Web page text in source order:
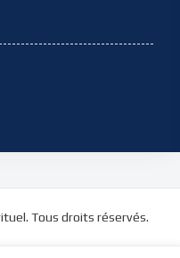
Tous droits réservés.